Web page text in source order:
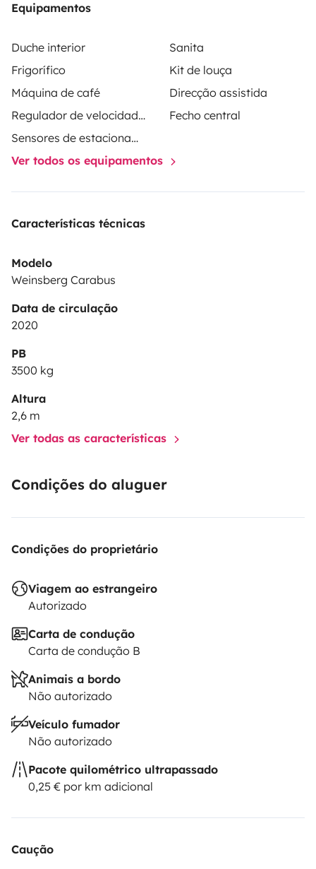
Equipamentos
Duche interior
Sanita
Frigorífico
Kit de louça
Máquina de café
Direcção assistida
Regulador de velocidade / Cruise Control
Fecho central
Sensores de estacionamento
Ver todos os equipamentos
Características técnicas
Modelo
Weinsberg Carabus
Data de circulação
2020
PB
3500 kg
Altura
2,6 m
Ver todas as características
Condições do aluguer
Condições do proprietário
Viagem ao estrangeiro
Autorizado
Carta de condução
Carta de condução B
Animais a bordo
Não autorizado
Veículo fumador
Não autorizado
Pacote quilométrico ultrapassado
0,25 € por km adicional
Caução